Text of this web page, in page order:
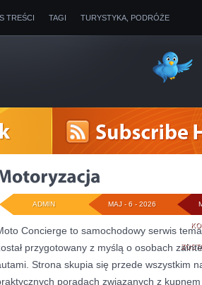
TREŚCI TAGI TURYSTYKA, PODRÓŻE
MAJ - 6 - 2026
ADMIN
Concierge to samochodowy serwis
przygotowany z myślą o osobach
Strona skupia się przede wszystkim
poradach związanych z kupnem